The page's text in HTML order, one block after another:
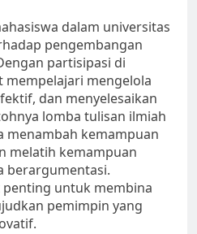
dalam universitas
pengembangan
partisipasi di
mempelajari mengelola
dan menyelesaikan
lomba tulisan ilmiah
menambah kemampuan
melatih kemampuan
berargumentasi.
penting untuk membina
pemimpin yang